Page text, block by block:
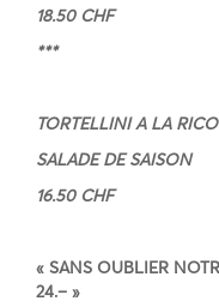
18.50 CHF
***
TORTELLINI A LA
SALADE DE SAISON
16.50 CHF
« SANS OUBLIER
24.– »